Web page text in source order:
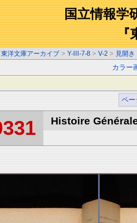
国立情報学
『
東洋文庫アーカイブ > Y-III-7-8 > V-2 > 見開き
カラー
ペー
Histoire